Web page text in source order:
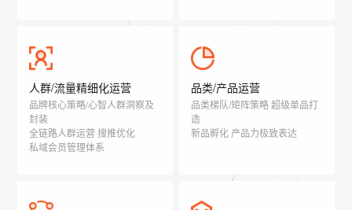
人群/流量精细化运营
品牌核心策略/心智人群洞察及
封装
全链路人群运营 搜推优化
私域会员管理体系
品类/产品运营
品类梯队/矩阵策略 超级单品打
造
新品孵化 产品力极致表达